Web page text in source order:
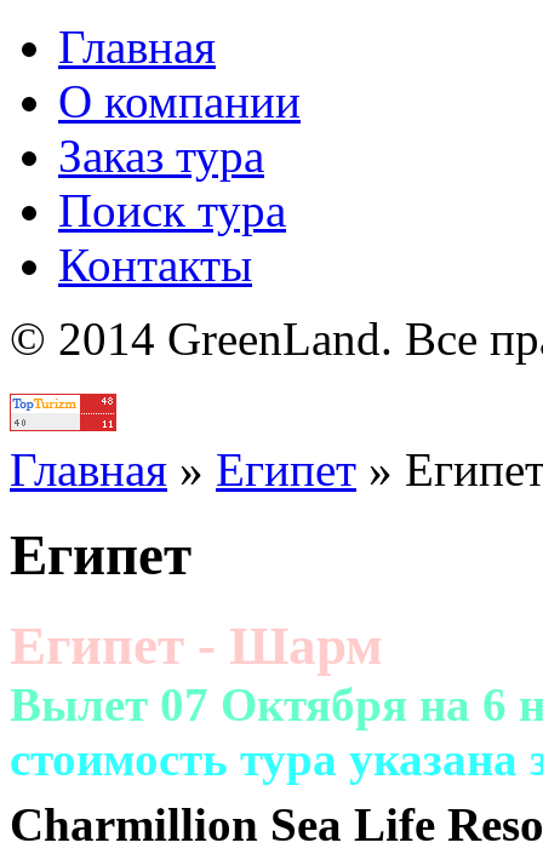
Главная
О компании
Заказ тура
Поиск тура
Контакты
© 2014 GreenLand. Все
Главная » Египет »
Египет
Египет - Шарм
Вылет 07 Октября на 6
cтоимость тура указана
Charmillion Sea Life